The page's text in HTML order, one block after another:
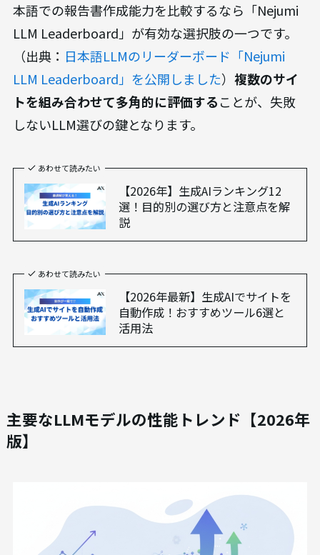
本語での報告書作成能力を比較するなら「Nejumi
LLM Leaderboard」が有効な選択肢の一つです。
（出典： 日本語LLMのリーダーボード「Nejumi
LLM Leaderboard」を公開しました） 複数のサイ
トを組み合わせて多角的に評価することが、失敗
しないLLM選びの鍵となります。
あわせて読みたい
【2026年】生成AIランキング12
選！目的別の選び方と注意点を解
説
あわせて読みたい
【2026年最新】生成AIでサイトを
自動作成！おすすめツール6選と
活用法
主要なLLMモデルの性能トレンド【2026年
版】